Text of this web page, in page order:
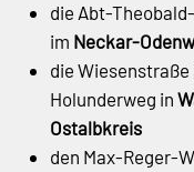
die Abt-
im Neckar-
die Wiesenstraße
Holunderweg in
Ostalbkreis
den Max-Reger-